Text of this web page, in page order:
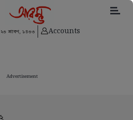
২৩ শ্রাবণ, ১৪৩৩ Accounts
Advertisement